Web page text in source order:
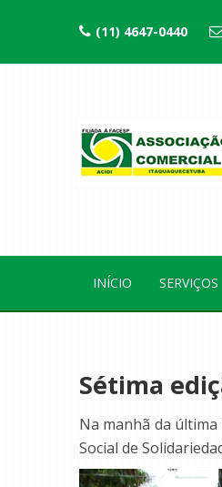
(11) 4647-0440
INÍCIO SERVIÇOS
Sétima
Na manhã da
Social de